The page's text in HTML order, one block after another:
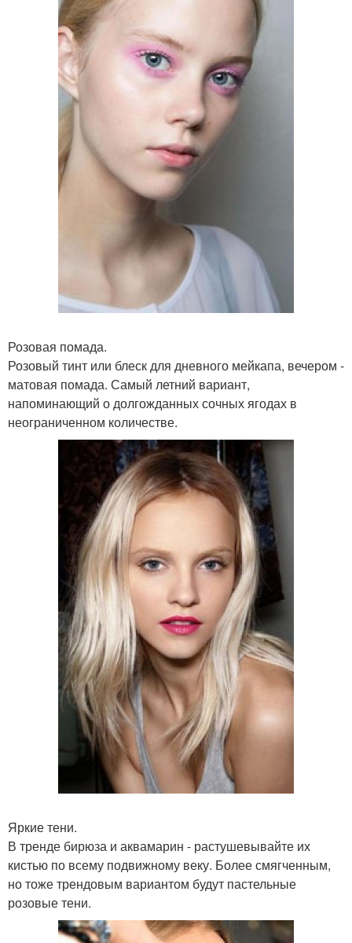
Розовая помада.
Розовый тинт или блеск для дневного мейкапа, вечером -
матовая помада. Самый летний вариант,
напоминающий о долгожданных сочных ягодах в
неограниченном количестве.
Яркие тени.
В тренде бирюза и аквамарин - растушевывайте их
кистью по всему подвижному веку. Более смягченным,
но тоже трендовым вариантом будут пастельные
розовые тени.